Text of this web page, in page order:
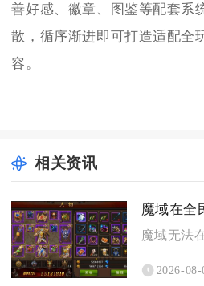
善好感、徽章、图鉴等配套系
散，循序渐进即可打造适配全
容。
相关资讯
魔域在全
2026-08-